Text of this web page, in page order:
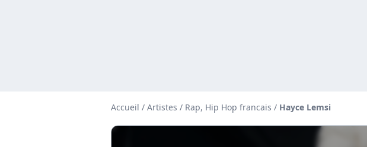
Accueil / Artistes / Rap, Hip Hop francais / Hayce Lemsi